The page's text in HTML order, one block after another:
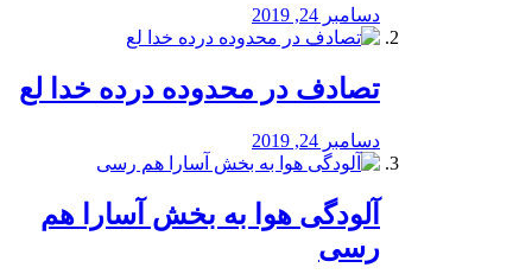
دسامبر 24, 2019
تصادف در محدوده درده خدا لع
دسامبر 24, 2019
آلودگی هوا به بخش آسارا هم
رسی